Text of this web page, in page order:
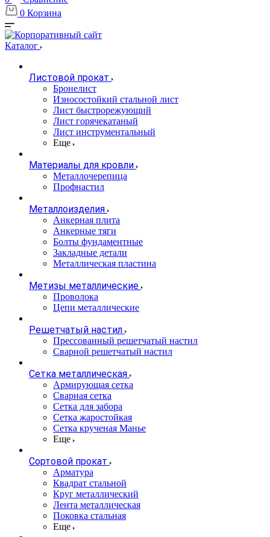
0 Корзина
Каталог
Листовой прокат
Бронелист
Износостойкий стальной лист
Лист быстрорежующий
Лист горячекатаный
Лист инструментальный
Еще
Материалы для кровли
Металлочерепица
Профнастил
Металлоизделия
Анкерная плита
Анкерные тяги
Болты фундаментные
Закладные детали
Металлическая пластина
Метизы металлические
Проволока
Цепи металлические
Решетчатый настил
Прессованный решетчатый настил
Сварной решетчатый настил
Сетка металлическая
Армирующая сетка
Сварная сетка
Сетка для забора
Сетка жаростойкая
Сетка крученая Манье
Еще
Сортовой прокат
Арматура
Квадрат стальной
Круг металлический
Лента металлическая
Поковка стальная
Еще